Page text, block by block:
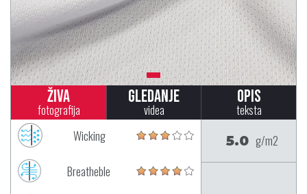
Živa
fotografija
Gledanje
videa
Opis
teksta
Wicking
Breatheble
5.0 g/m2